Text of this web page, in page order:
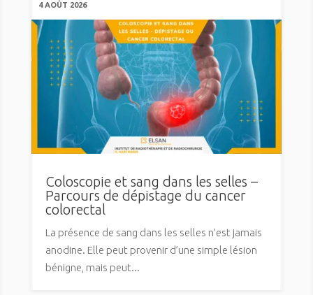
4 AOÛT 2026
Coloscopie et sang dans les selles –
Parcours de dépistage du cancer
colorectal
La présence de sang dans les selles n’est jamais
anodine. Elle peut provenir d’une simple lésion
bénigne, mais peut...